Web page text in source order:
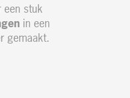
een stuk
in een
gemaakt.